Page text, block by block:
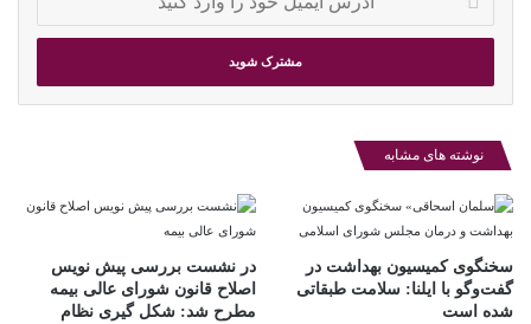
ر
ا
م
خ
و
د
ر
ا
نوشته های مشابه
سخنگوی کمیسیون بهداشت در
گفت‌و‌گو با ایلنا: سلامت طبقاتی
شده است
در نشست بررسی پیش نویس
اصلاح قانون شورای عالی بیمه
مطرح شد: شکل گیری نظام